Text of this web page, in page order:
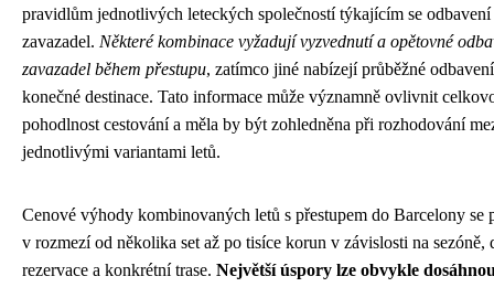
pravidlům jednotlivých leteckých společností týkajícím se odbavení
zavazadel. Některé kombinace vyžadují vyzvednutí a opětovné
zavazadel během přestupu, zatímco jiné nabízejí průběžné
konečné destinace. Tato informace může významně ovlivnit
pohodlnost cestování a měla by být zohledněna při rozhodování
jednotlivými variantami letů.
Cenové výhody kombinovaných letů s přestupem do Barcelony se
v rozmezí od několika set až po tisíce korun v závislosti na sezóně,
rezervace a konkrétní trase. Největší úspory lze obvykle